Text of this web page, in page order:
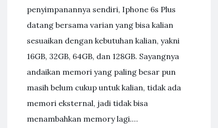
penyimpanannya sendiri, Iphone 6s Plus
datang bersama varian yang bisa kalian
sesuaikan dengan kebutuhan kalian, yakni
16GB, 32GB, 64GB, dan 128GB. Sayangnya
andaikan memori yang paling besar pun
masih belum cukup untuk kalian, tidak ada
memori eksternal, jadi tidak bisa
menambahkan memory lagi.…